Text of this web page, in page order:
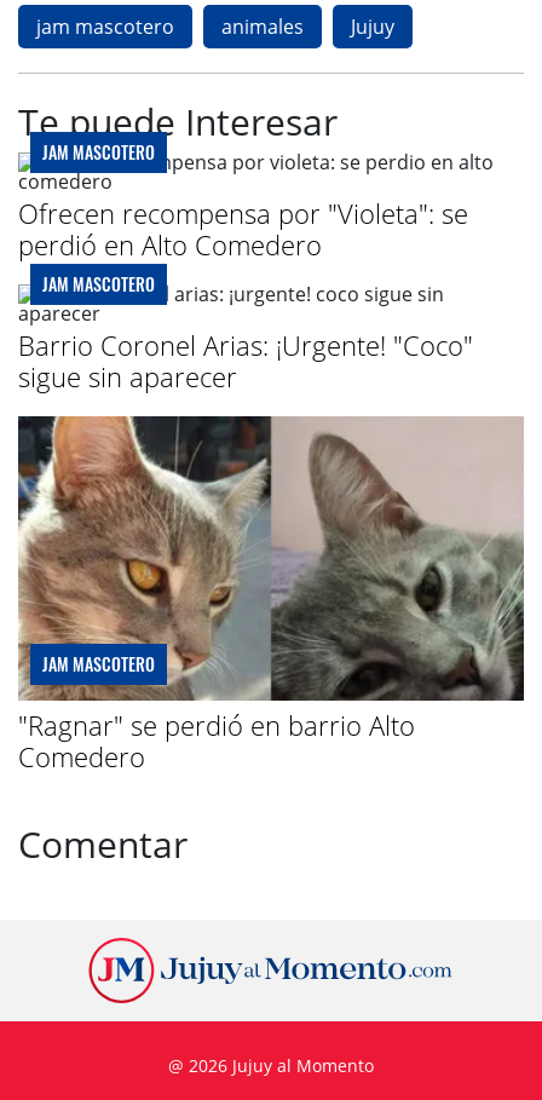
jam mascotero animales Jujuy
Te puede Interesar
JAM MASCOTERO
Ofrecen recompensa por "Violeta": se
perdió en Alto Comedero
JAM MASCOTERO
Barrio Coronel Arias: ¡Urgente! "Coco"
sigue sin aparecer
JAM MASCOTERO
"Ragnar" se perdió en barrio Alto
Comedero
Comentar
@ 2026 Jujuy al Momento